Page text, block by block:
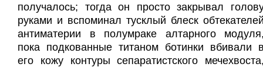
получалось; тогда он просто закрывал
руками и вспоминал тусклый блеск
антиматерии в полумраке алтарного
пока подкованные титаном ботинки вбивали
его кожу контуры сепаратистского